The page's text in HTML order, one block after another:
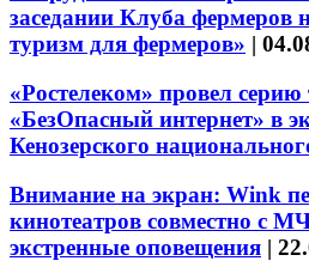
заседании Клуба фермеров
туризм для фермеров» |
«Ростелеком» провел
«БезОпасный интернет» в
Кенозерского
Внимание на экран: Wink
кинотеатров совместно с
экстренные оповещения |